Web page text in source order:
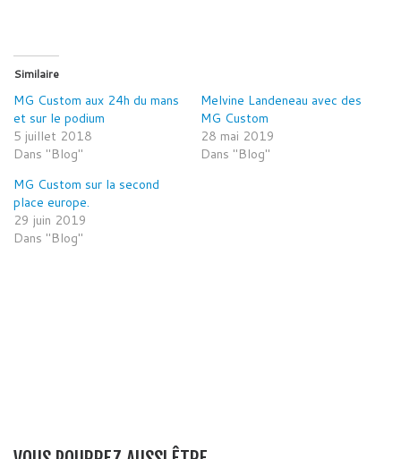
Similaire
MG Custom aux 24h du mans
et sur le podium
5 juillet 2018
Dans "Blog"
Melvine Landeneau avec des
MG Custom
28 mai 2019
Dans "Blog"
MG Custom sur la second
place europe.
29 juin 2019
Dans "Blog"